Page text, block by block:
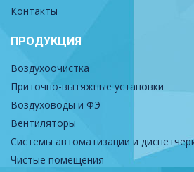
Контакты
ПРОДУКЦИЯ
Воздухоочистка
Приточно-вытяжные установки
Воздуховоды и ФЭ
Вентиляторы
Системы автоматизации и
Чистые помещения